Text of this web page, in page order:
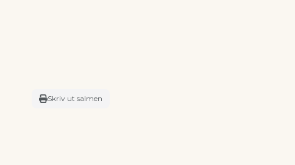
Skriv ut salmen